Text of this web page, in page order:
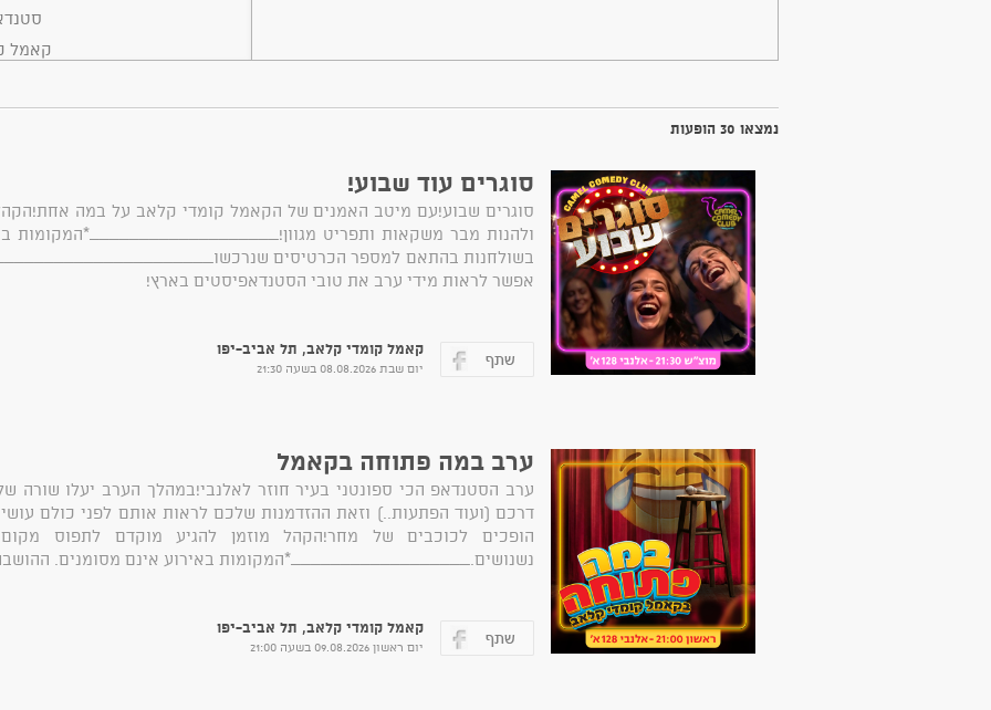
קאמל
רונן
נמצאו 30 הופעות
סוגרים עוד שבוע!
סוגרים שבוע!עם מיטב האמנים של הקאמל קומדי קלאב על במה
ולהנות מבר משקאות ותפריט מגוון!___________________*המקומות
בשולחנות בהתאם למספר הכרטיסים
אפשר לראות מידי ערב את טובי הסטנדאפיסטים בארץ!
קאמל קומדי קלאב, תל אביב-יפו
יום שבת 08.08.2026 בשעה 21:30
ערב במה פתוחה בקאמל
ערב הסטנדאפ הכי ספונטני בעיר חוזר לאלנבי!במהלך הערב יעלו שורה
דרכם (ועוד הפתעות..) וזאת ההזדמנות שלכם לראות אותם לפני כולם
הופכים לכוכבים של מחר!הקהל מוזמן להגיע מוקדם לתפוס
נשנושים.__________________*המקומות באירוע אינם מסומנים.
קאמל קומדי קלאב, תל אביב-יפו
יום ראשון 09.08.2026 בשעה 21:00